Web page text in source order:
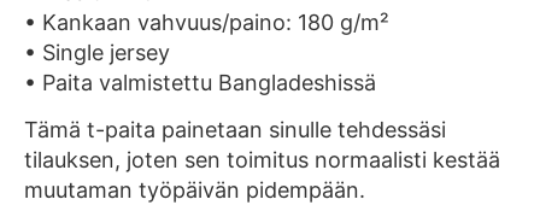
• Kankaan vahvuus/paino: 180 g/m²
• Single jersey
• Paita valmistettu Bangladeshissä
Tämä t-paita painetaan sinulle tehdessäsi
tilauksen, joten sen toimitus normaalisti kestää
muutaman työpäivän pidempään.